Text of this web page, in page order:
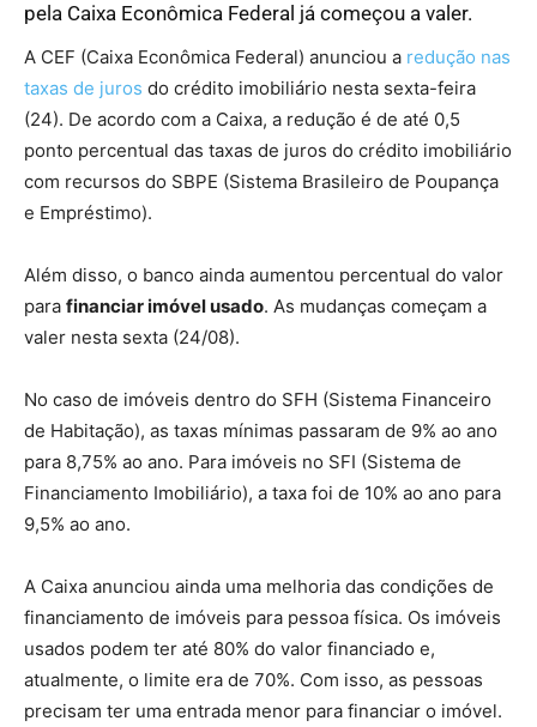
pela Caixa Econômica Federal já começou a valer.
A CEF (Caixa Econômica Federal) anunciou a redução nas
taxas de juros do crédito imobiliário nesta sexta-feira
(24). De acordo com a Caixa, a redução é de até 0,5
ponto percentual das taxas de juros do crédito imobiliário
com recursos do SBPE (Sistema Brasileiro de Poupança
e Empréstimo).
Além disso, o banco ainda aumentou percentual do valor
para financiar imóvel usado. As mudanças começam a
valer nesta sexta (24/08).
No caso de imóveis dentro do SFH (Sistema Financeiro
de Habitação), as taxas mínimas passaram de 9% ao ano
para 8,75% ao ano. Para imóveis no SFI (Sistema de
Financiamento Imobiliário), a taxa foi de 10% ao ano para
9,5% ao ano.
A Caixa anunciou ainda uma melhoria das condições de
financiamento de imóveis para pessoa física. Os imóveis
usados podem ter até 80% do valor financiado e,
atualmente, o limite era de 70%. Com isso, as pessoas
precisam ter uma entrada menor para financiar o imóvel.